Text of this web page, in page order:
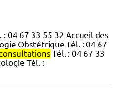
: 04 67 33 55 32 Accueil des
Obstétrique Tél. : 04 67
Tél. : 04 67 33
Tél. :